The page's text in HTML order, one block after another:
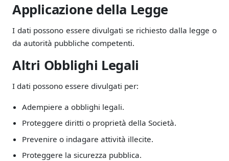
Applicazione della Legge
I dati possono essere divulgati se richiesto dalla legge o
da autorità pubbliche competenti.
Altri Obblighi Legali
I dati possono essere divulgati per:
Adempiere a obblighi legali.
Proteggere diritti o proprietà della Società.
Prevenire o indagare attività illecite.
Proteggere la sicurezza pubblica.